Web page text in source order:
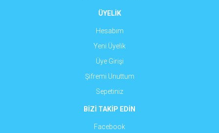
ÜYELİK
Hesabım
Yeni Üyelik
Üye Girişi
Şifremi Unuttum
Sepetiniz
BİZİ TAKİP EDİN
Facebook